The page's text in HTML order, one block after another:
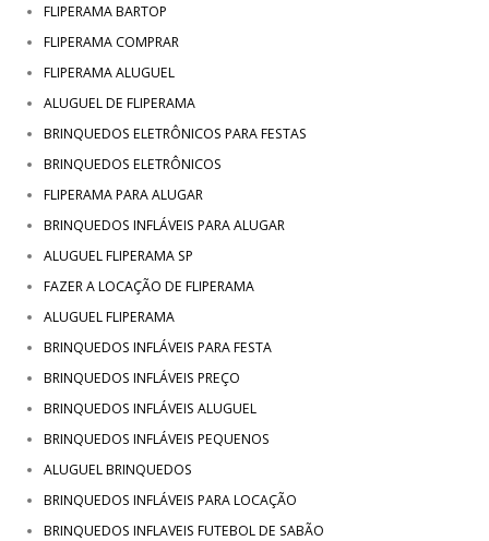
FLIPERAMA BARTOP
FLIPERAMA COMPRAR
FLIPERAMA ALUGUEL
ALUGUEL DE FLIPERAMA
BRINQUEDOS ELETRÔNICOS PARA FESTAS
BRINQUEDOS ELETRÔNICOS
FLIPERAMA PARA ALUGAR
BRINQUEDOS INFLÁVEIS PARA ALUGAR
ALUGUEL FLIPERAMA SP
FAZER A LOCAÇÃO DE FLIPERAMA
ALUGUEL FLIPERAMA
BRINQUEDOS INFLÁVEIS PARA FESTA
BRINQUEDOS INFLÁVEIS PREÇO
BRINQUEDOS INFLÁVEIS ALUGUEL
BRINQUEDOS INFLÁVEIS PEQUENOS
ALUGUEL BRINQUEDOS
BRINQUEDOS INFLÁVEIS PARA LOCAÇÃO
BRINQUEDOS INFLAVEIS FUTEBOL DE SABÃO